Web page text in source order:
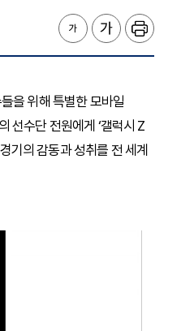
을 위해 특별한 모바일
선수단 전원에게 ‘갤럭시 Z
기의 감동과 성취를 전 세계